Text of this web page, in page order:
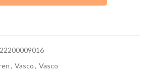
, Vasco, Vasco